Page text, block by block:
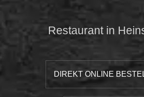
Restaurant in
DIREKT ONLINE